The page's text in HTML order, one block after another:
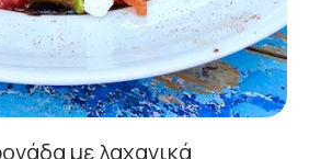
με λαχανικά